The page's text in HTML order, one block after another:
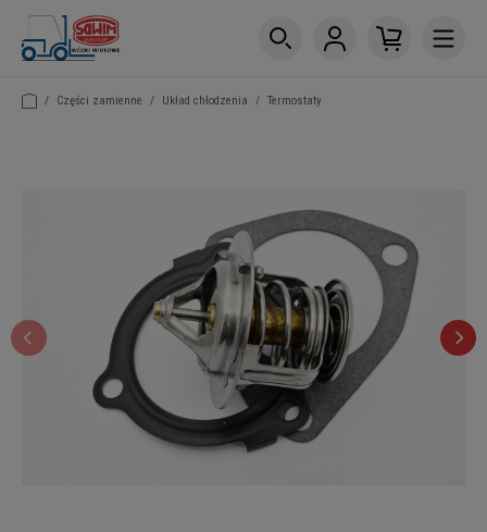
/ Części zamienne / Układ chłodzenia / Termostaty